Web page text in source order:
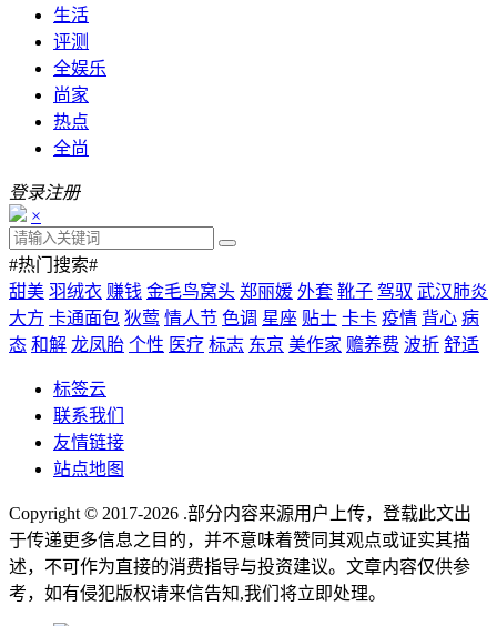
生活
评测
全娱乐
尚家
热点
全尚
登录注册
×
#热门搜索#
甜美 羽绒衣 赚钱 金毛鸟窝头 郑丽媛 外套 靴子 驾驭 武汉肺炎
大方 卡通面包 狄莺 情人节 色调 星座 贴士 卡卡 疫情 背心 病
态 和解 龙凤胎 个性 医疗 标志 东京 美作家 赡养费 波折 舒适
标签云
联系我们
友情链接
站点地图
Copyright © 2017-2026 .部分内容来源用户上传，登载此文出
于传递更多信息之目的，并不意味着赞同其观点或证实其描
述，不可作为直接的消费指导与投资建议。文章内容仅供参
考，如有侵犯版权请来信告知,我们将立即处理。